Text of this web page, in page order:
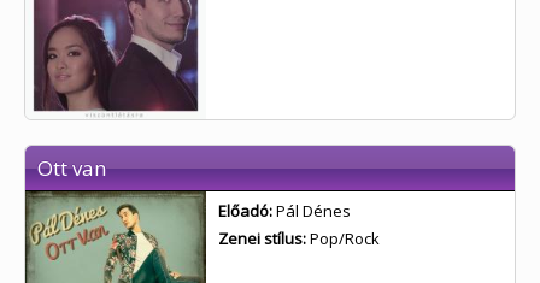
Ott van
Előadó:Pál Dénes
Zenei stílus:Pop/Rock